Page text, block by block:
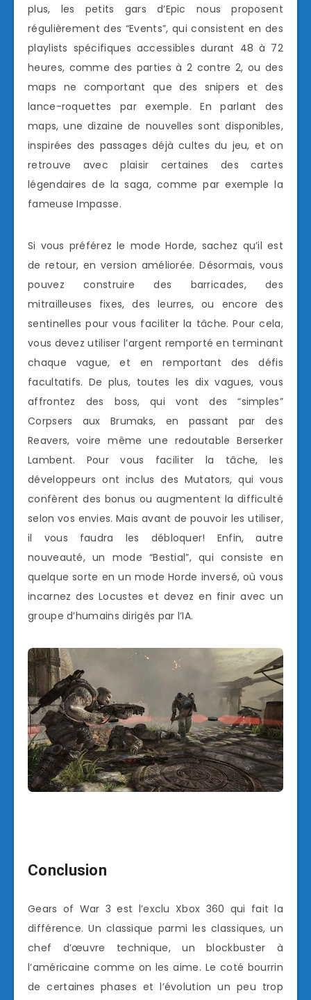
plus, les petits gars d’Epic nous proposent
régulièrement des “Events”, qui consistent en des
playlists spécifiques accessibles durant 48 à 72
heures, comme des parties à 2 contre 2, ou des
maps ne comportant que des snipers et des
lance-roquettes par exemple. En parlant des
maps, une dizaine de nouvelles sont disponibles,
inspirées des passages déjà cultes du jeu, et on
retrouve avec plaisir certaines des cartes
légendaires de la saga, comme par exemple la
fameuse Impasse.
Si vous préférez le mode Horde, sachez qu’il est
de retour, en version améliorée. Désormais, vous
pouvez construire des barricades, des
mitrailleuses fixes, des leurres, ou encore des
sentinelles pour vous faciliter la tâche. Pour cela,
vous devez utiliser l’argent remporté en terminant
chaque vague, et en remportant des défis
facultatifs. De plus, toutes les dix vagues, vous
affrontez des boss, qui vont des “simples”
Corpsers aux Brumaks, en passant par des
Reavers, voire même une redoutable Berserker
Lambent. Pour vous faciliter la tâche, les
développeurs ont inclus des Mutators, qui vous
confèrent des bonus ou augmentent la difficulté
selon vos envies. Mais avant de pouvoir les utiliser,
il vous faudra les débloquer! Enfin, autre
nouveauté, un mode “Bestial”, qui consiste en
quelque sorte en un mode Horde inversé, où vous
incarnez des Locustes et devez en finir avec un
groupe d’humains dirigés par l’IA.
Conclusion
Gears of War 3 est l’exclu Xbox 360 qui fait la
différence. Un classique parmi les classiques, un
chef d’œuvre technique, un blockbuster à
l’américaine comme on les aime. Le coté bourrin
de certaines phases et l’évolution un peu trop